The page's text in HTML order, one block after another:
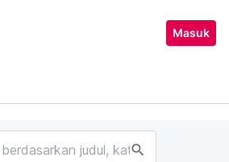
Masuk
search